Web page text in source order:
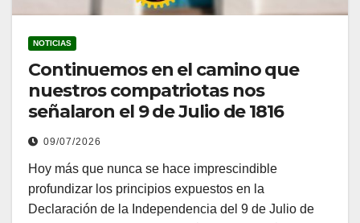
NOTICIAS
Continuemos en el camino que
nuestros compatriotas nos
señalaron el 9 de Julio de 1816
09/07/2026
Hoy más que nunca se hace imprescindible
profundizar los principios expuestos en la
Declaración de la Independencia del 9 de Julio de